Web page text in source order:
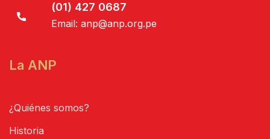
(01) 427 0687
Email: anp@anp.org.pe
La ANP
¿Quiénes somos?
Historia